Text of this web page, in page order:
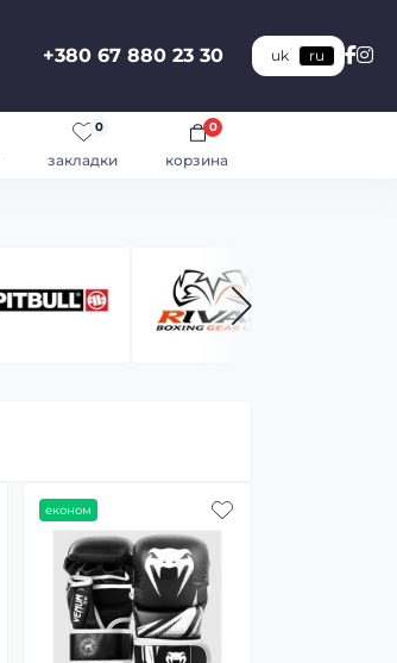
+380 67 880 23 30 uk ru
закладки
0
корзина
0
економ